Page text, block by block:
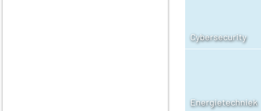
Cybersecurity
Energietechniek